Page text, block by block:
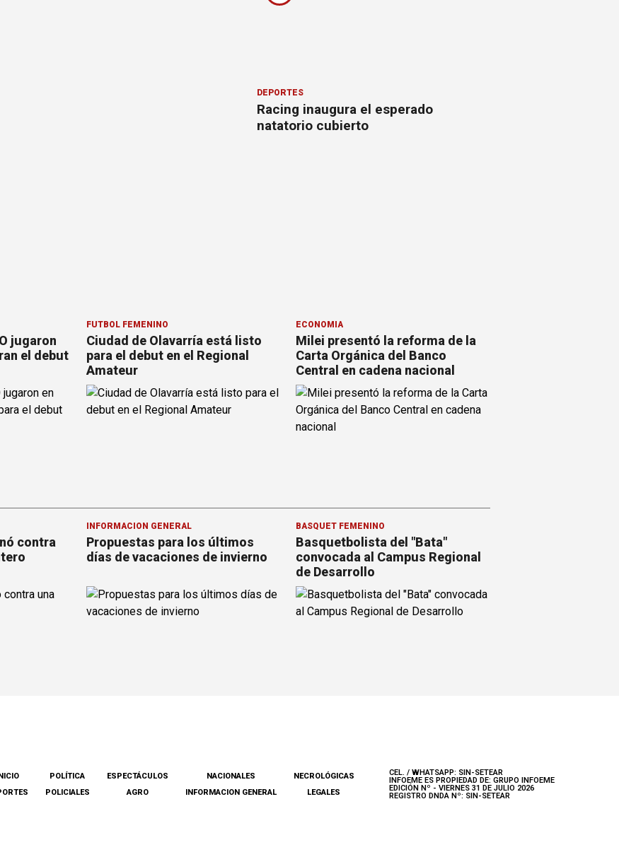
DEPORTES
Racing inaugura el esperado
natatorio cubierto
jugaron
el debut
FÚTBOL FEMENINO
Ciudad de Olavarría está listo
para el debut en el Regional
Amateur
ECONOMÍA
Milei presentó la reforma de la
Carta Orgánica del Banco
Central en cadena nacional
contra
INFORMACION GENERAL
Propuestas para los últimos
días de vacaciones de invierno
BÁSQUET FEMENINO
Basquetbolista del "Bata"
convocada al Campus Regional
de Desarrollo
POLÍTICA
POLICIALES
ESPECTÁCULOS
AGRO
NACIONALES
INFORMACION GENERAL
NECROLÓGICAS
LEGALES
CEL. / WHATSAPP: SIN-SETEAR
INFOEME ES PROPIEDAD DE: GRUPO INFOEME
EDICIÓN Nº - VIERNES 31 DE JULIO 2026
REGISTRO DNDA Nº: SIN-SETEAR